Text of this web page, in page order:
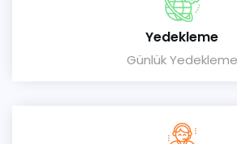
Yedekleme
Günlük Yedekleme